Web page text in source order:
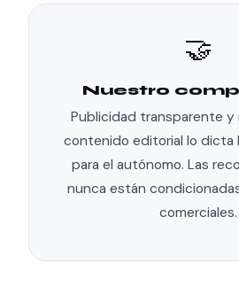
🤝
Nuestro
Publicidad transparente y
contenido editorial lo dicta
para el autónomo. Las
nunca están
comerciales.